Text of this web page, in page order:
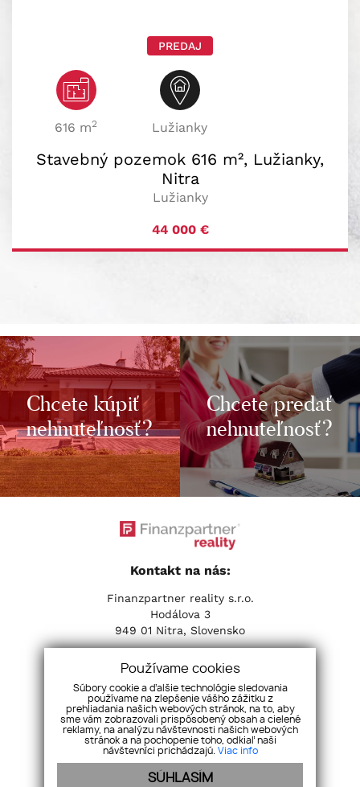
Používame cookies
Súbory cookie a ďalšie technológie sledovania
používame na zlepšenie vášho zážitku z
prehliadania našich webových stránok, na to, aby
sme vám zobrazovali prispôsobený obsah a cielené
reklamy, na analýzu návštevnosti našich webových
stránok a na pochopenie toho, odkiaľ naši
návštevníci prichádzajú. Viac info
SÚHLASÍM
PREDAJ
616 m2 Lužianky
Stavebný pozemok 616 m², Lužianky,
Nitra
Lužianky
44 000 €
Chcete kúpiť
nehnuteľnosť?
Chcete predať
nehnuteľnosť?
Kontakt na nás:
Finanzpartner reality s.r.o.
Hodálova 3
949 01 Nitra, Slovensko
Sociálne siete: